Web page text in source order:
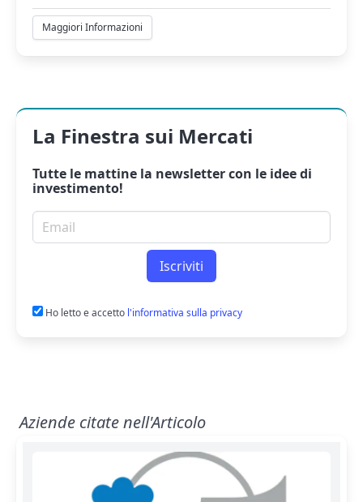
Maggiori Informazioni
La Finestra sui Mercati
Tutte le mattine la newslettercon le idee di
investimento!
Email per newsletter
Iscriviti
Ho letto e accetto l'informativa sulla privacy
Aziende citate nell'Articolo